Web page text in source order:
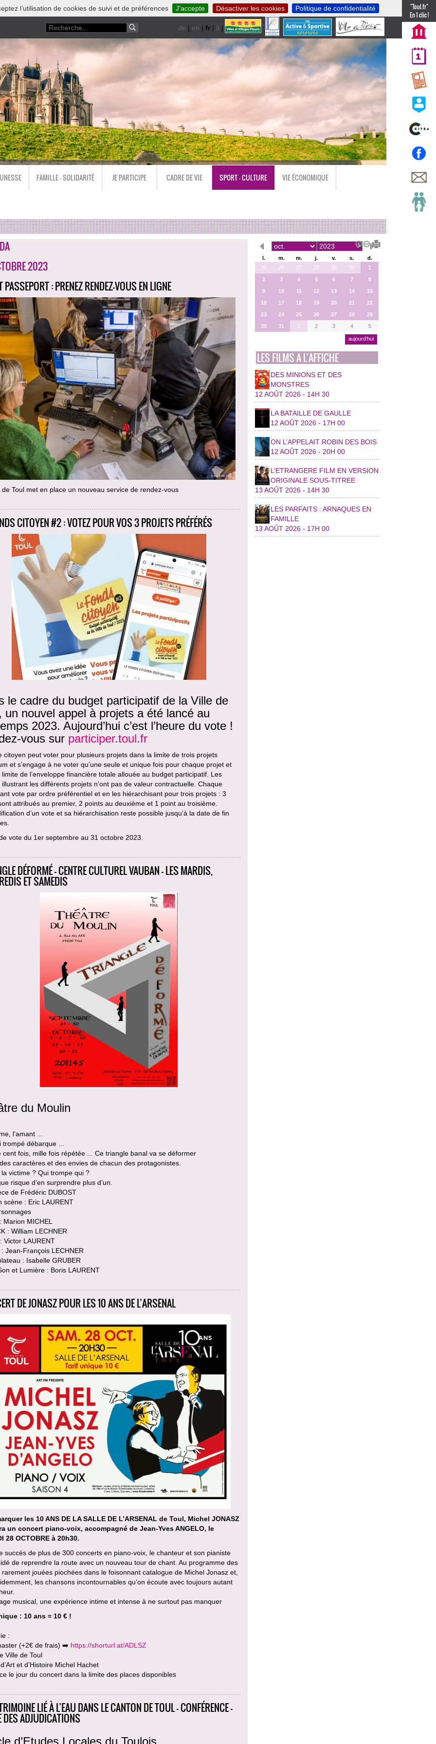
l’utilisation de cookies de suivi et de préférences J’accepte Désactiver les cookies Politique de confidentialité
de | en | fr | it |nl
"Toul.fr"
En 1 clic !
FAMILLE - SOLIDARITÉ JE PARTICIPE CADRE DE VIE SPORT - CULTURE VIE ÉCONOMIQUE
2023
PASSEPORT : PRENEZ RENDEZ-VOUS EN LIGNE
de Toul met en place un nouveau service de rendez-vous
CITOYEN #2 : VOTEZ POUR VOS 3 PROJETS PRÉFÉRÉS
le cadre du budget participatif de la Ville de
un nouvel appel à projets a été lancé au
2023. Aujourd’hui c’est l’heure du vote !
vous sur participer.toul.fr
citoyen peut voter pour plusieurs projets dans la limite de trois projets
et s’engage à ne voter qu’une seule et unique fois pour chaque projet et
limite de l’enveloppe financière totale allouée au budget participatif. Les
illustrant les différents projets n’ont pas de valeur contractuelle. Chaque
vote par ordre préférentiel et en les hiérarchisant pour trois projets : 3
attribués au premier, 2 points au deuxième et 1 point au troisième.
d’un vote et sa hiérarchisation reste possible jusqu’à la date de fin
vote du 1er septembre au 31 octobre 2023.
DÉFORMÉ - CENTRE CULTUREL VAUBAN - LES MARDIS,
ET SAMEDIS
du Moulin
l’amant ...
trompé débarque ...
cent fois, mille fois répétée ... Ce triangle banal va se déformer
caractères et des envies de chacun des protagonistes.
victime ? Qui trompe qui ?
risque d’en surprendre plus d’un.
de Frédéric DUBOST
scène : Eric LAURENT
Marion MICHEL
: William LECHNER
Victor LAURENT
Jean-François LECHNER
: Isabelle GRUBER
et Lumière : Boris LAURENT
DE JONASZ POUR LES 10 ANS DE L’ARSENAL
les 10 ANS DE LA SALLE DE L’ARSENAL de Toul, Michel JONASZ
un concert piano-voix, accompagné de Jean-Yves ANGELO, le
28 OCTOBRE à 20h30.
succès de plus de 300 concerts en piano-voix, le chanteur et son pianiste
de reprendre la route avec un nouveau tour de chant. Au programme des
rarement jouées piochées dans le foisonnant catalogue de Michel Jonasz et,
les chansons incontournables qu’on écoute avec toujours autant
musical, une expérience intime et intense à ne surtout pas manquer
: 10 ans = 10 € !
:
(+2€ de frais) ➡️ https://shorturl.at/ADLSZ
Ville de Toul
et d’Histoire Michel Hachet
le jour du concert dans la limite des places disponibles
LIÉ À L’EAU DANS LE CANTON DE TOUL - CONFÉRENCE -
DES ADJUDICATIONS
d’Etudes Locales du Toulois
l. m. m. j. v. s.
d.
25
26 27 28 29 30
1
2
3 4 5 6 7
8
9
10 11 12 13 14
15
16
17 18 19 20 21
22
23
24 25 26 27 28
29
30
31 1 2 3 4 5
aujourd’hui
LES FILMS A L’AFFICHE
DES MINIONS ET DES
MONSTRES
12 AOÛT 2026 - 14H 30
LA BATAILLE DE GAULLE
12 AOÛT 2026 - 17H 00
ON L’APPELAIT ROBIN DES BOIS
12 AOÛT 2026 - 20H 00
L’ETRANGERE FILM EN VERSION
ORIGINALE SOUS-TITREE
13 AOÛT 2026 - 14H 30
LES PARFAITS : ARNAQUES EN
FAMILLE
13 AOÛT 2026 - 17H 00